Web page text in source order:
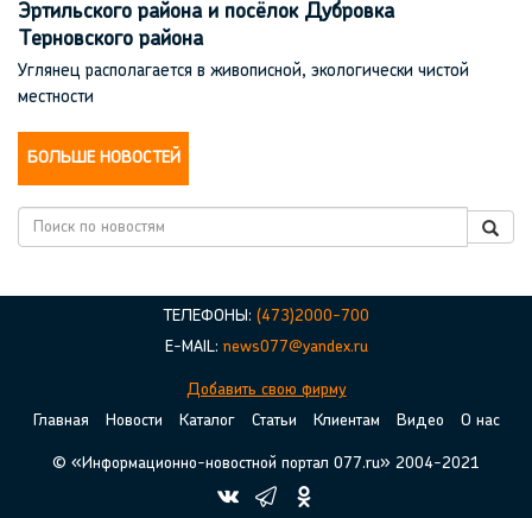
Эртильского района и посёлок Дубровка
Терновского района
Углянец располагается в живописной, экологически чистой
местности
БОЛЬШЕ НОВОСТЕЙ
ТЕЛЕФОНЫ: (473)2000-700
E-MAIL: news077@yandex.ru
Добавить свою фирму
Главная
Новости Каталог Статьи Клиентам Видео О нас
© «Информационно-новостной портал 077.ru» 2004-2021